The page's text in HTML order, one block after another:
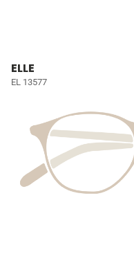
ELLE
EL 13577